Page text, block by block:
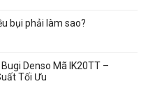
bụi phải làm sao?
Denso Mã IK20TT –
Tối Ưu